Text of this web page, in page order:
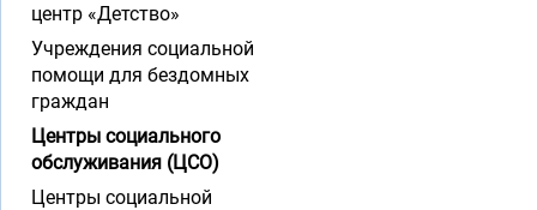
центр «Детство»
Учреждения социальной
помощи для бездомных
граждан
Центры социального
обслуживания (ЦСО)
Центры социальной